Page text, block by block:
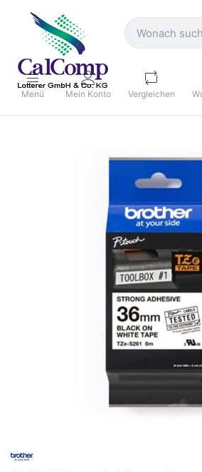
Menü Mein Konto Vergleichen